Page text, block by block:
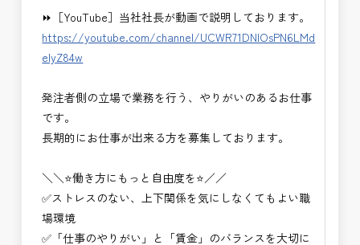
・積算技術業務
・設計コンサルティング業務（数量算出、図面の
修正など）
・河川巡視支援業務
・道路許認可審査・適正化指導業務
・調査設計資料作成業務
・施工体制調査員
※応募書類等の送付方法につきましては、基本的に
Ｅメールで送付
頂きたいと思います。
⏩［YouTube］当社社長が動画で説明しております。
https://youtube.com/channel/UCWR71DNlOsPN6LMd
eIyZ84w
発注者側の立場で業務を行う、やりがいのあるお仕事
です。
長期的にお仕事が出来る方を募集しております。
＼＼⭐働き方にもっと自由度を⭐／／
✅ストレスのない、上下関係を気にしなくてもよい職
場環境
✅「仕事のやりがい」と「賃金」のバランスを大切に